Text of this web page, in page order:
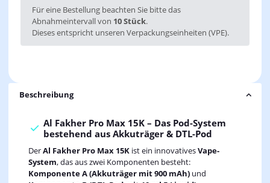
Für eine Bestellung beachten Sie bitte das
Abnahmeintervall von 10 Stück.
Dieses entspricht unseren Verpackungseinheiten (VPE).
Beschreibung
Al Fakher Pro Max 15K – Das Pod-System
bestehend aus Akkuträger & DTL-Pod
DerAl Fakher Pro Max 15Kist ein innovativesVape-
System, das aus zwei Komponenten besteht:
Komponente A (Akkuträger mit 900 mAh)und